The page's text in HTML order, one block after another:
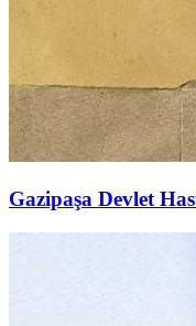
Gazipaşa Devlet